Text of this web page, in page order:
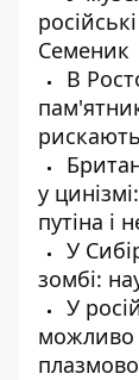
Семеник
В
у
путіна і
У
зомбі:
У
можливо